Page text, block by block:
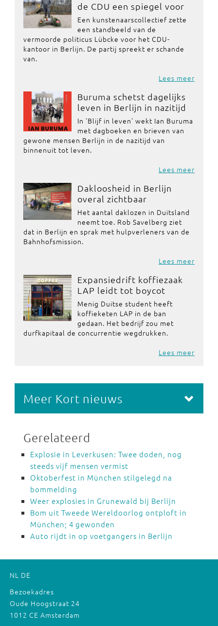
de CDU een spiegel voor
Een kunstenaarscollectief zette
een standbeeld van de
vermoorde politicus Lübcke voor het CDU-
kantoor in Berlijn. De partij spreekt er schande
van.
Lees meer
Buruma schetst dagelijks
leven in Berlijn in nazitijd
In 'Blijf in leven' wekt Ian Buruma
met dagboeken en brieven van
gewone mensen Berlijn in de nazitijd van
binnenuit tot leven.
Lees meer
Dakloosheid in Berlijn
overal zichtbaar
Het aantal daklozen in Duitsland
neemt toe. Rob Savelberg ziet
dat in Berlijn en sprak met hulpverleners van de
Bahnhofsmission.
Lees meer
Expansiedrift koffiezaak
LAP leidt tot boycot
Menig Duitse student heeft
koffieketen LAP in de ban
gedaan. Het bedrijf zou met
durfkapitaal de concurrentie wegdrukken.
Lees meer
Meer Kort nieuws
Gerelateerd
Explosie in Leverkusen: Twee doden, nog
steeds vijf mensen vermist
Oktoberfest in München stilgelegd na
bommelding
Weer explosies in Grunewald bij Berlijn
Bom uit Tweede Wereldoorlog ontploft in
München; 4 gewonden
Auto rijdt in op voetgangers in Berlijn
NL DE
Bezoekadres
Oude Hoogstraat 24
1012 CE Amsterdam